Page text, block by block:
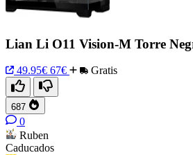
Lian Li O11 Vision-M Torre
49.95€ 67€ Gratis
687
0
Ruben
Caducados